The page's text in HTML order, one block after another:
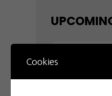
Cookies